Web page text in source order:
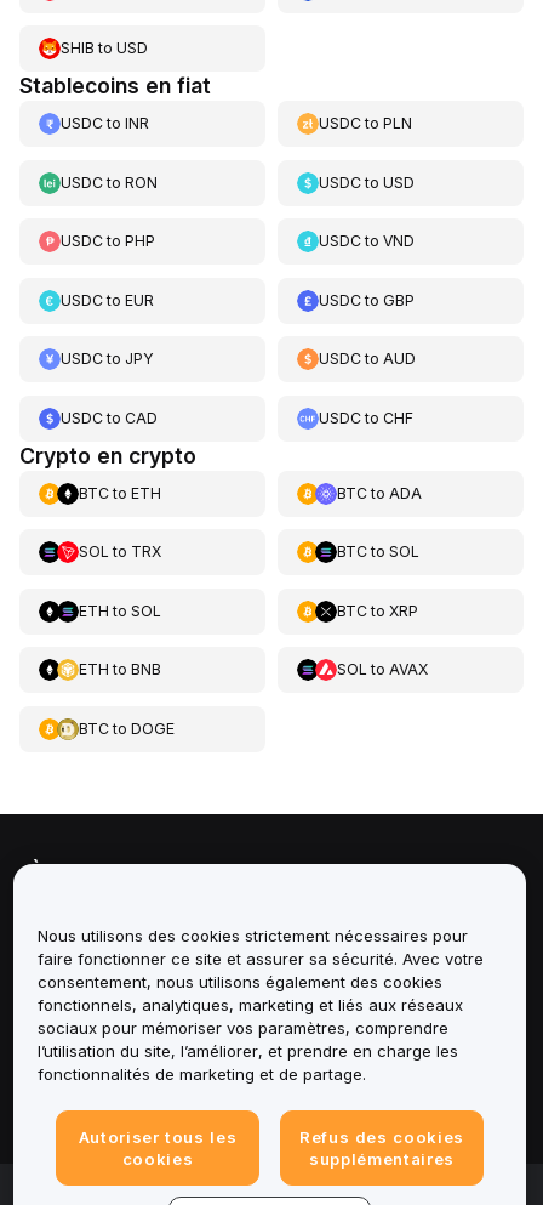
SHIB to USD
Stablecoins en fiat
USDCto INR USDCtoPLN
USDCto RON USDCtoUSD
USDCto PHP USDCtoVND
USDCto EUR USDCtoGBP
USDCto JPY USDCtoAUD
USDCto CAD USDCtoCHF
Crypto en crypto
BTCto ETH BTCto ADA
SOL to TRX BTCto SOL
ETH to SOL BTCto XRP
ETH to BNB SOL to AVAX
BTCto DOGE
À propos de
Services
Assistance
Produits
Mentions légales
© 2025-2026 Bybit.eu. All rights reserved.
Nous utilisons des cookies strictement nécessaires pour
faire fonctionner ce site et assurer sa sécurité. Avec votre
consentement, nous utilisons également des cookies
fonctionnels, analytiques, marketing et liés aux réseaux
sociaux pour mémoriser vos paramètres, comprendre
l’utilisation du site, l’améliorer, et prendre en charge les
fonctionnalités de marketing et de partage.
Autoriser tous les
cookies
Refus des cookies
supplémentaires